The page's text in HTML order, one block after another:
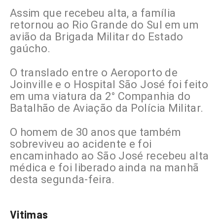
Assim que recebeu alta, a família
retornou ao Rio Grande do Sul em um
avião da Brigada Militar do Estado
gaúcho.
O translado entre o Aeroporto de
Joinville e o Hospital São José foi feito
em uma viatura da 2° Companhia do
Batalhão de Aviação da Polícia Militar.
O homem de 30 anos que também
sobreviveu ao acidente e foi
encaminhado ao São José recebeu alta
médica e foi liberado ainda na manhã
desta segunda-feira.
Vitimas